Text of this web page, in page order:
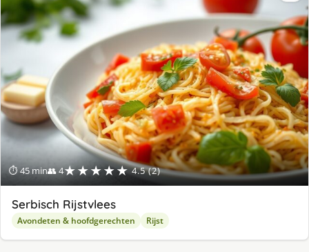
⏱ 45 min👥 4★★★★★ 4.5 (2)
Serbisch Rijstvlees
Avondeten & hoofdgerechten Rijst